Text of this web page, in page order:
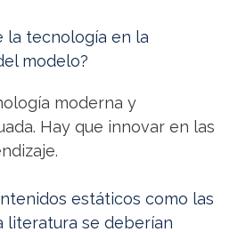
la tecnología en la
modelo?
moderna y
Hay que innovar en las
estáticos como las
literatura se deberían